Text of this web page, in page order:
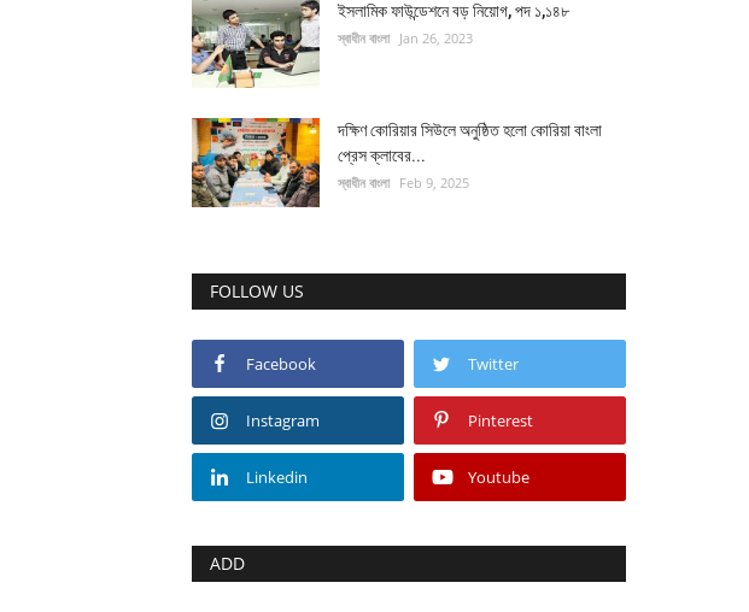
ইসলামিক ফাউন্ডেশনে বড় নিয়োগ, পদ ১,১৪৮
স্বাধীন বাংলা Jan 26, 2023
দক্ষিণ কোরিয়ার সিউলে অনুষ্ঠিত হলো কোরিয়া বাংলা
প্রেস ক্লাবের...
স্বাধীন বাংলা Feb 9, 2025
FOLLOW US
Facebook Twitter
Instagram Pinterest
Linkedin Youtube
ADD